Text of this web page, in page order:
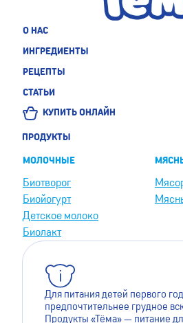
О НАС
ИНГРЕДИЕНТЫ
РЕЦЕПТЫ
СТАТЬИ
КУПИТЬ ОНЛАЙН
ПРОДУКТЫ
МОЛОЧНЫЕ
Биотворог
Биойогурт
Детское молоко
Биолакт
Для питания детей первого
предпочтительнее грудное
Продукты «Тёма» — питание